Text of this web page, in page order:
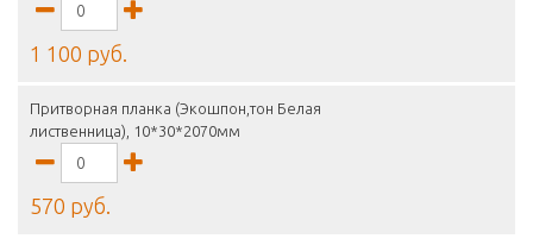
1 100 руб.
Притворная планка (Экошпон,тон Белая
лиственница), 10*30*2070мм
570 руб.